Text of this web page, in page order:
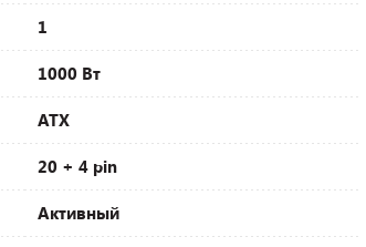
1
1000 Вт
ATX
20 + 4 pin
Активный